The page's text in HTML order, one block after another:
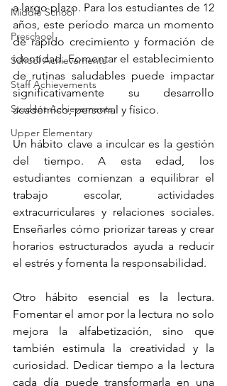
Middle School
Preschool
School Achievements
Staff Achievements
Student Achievements
Upper Elementary
a largo plazo. Para los estudiantes de 12
años, este período marca un momento
de rápido crecimiento y formación de
identidad. Fomentar el establecimiento
de rutinas saludables puede impactar
significativamente su desarrollo
académico, personal y físico.
Un hábito clave a inculcar es la gestión
del tiempo. A esta edad, los
estudiantes comienzan a equilibrar el
trabajo escolar, actividades
extracurriculares y relaciones sociales.
Enseñarles cómo priorizar tareas y crear
horarios estructurados ayuda a reducir
el estrés y fomenta la responsabilidad.
Otro hábito esencial es la lectura.
Fomentar el amor por la lectura no solo
mejora la alfabetización, sino que
también estimula la creatividad y la
curiosidad. Dedicar tiempo a la lectura
cada día puede transformarla en una